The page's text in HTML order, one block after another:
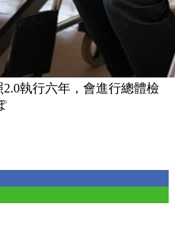
執行六年，會進行總體檢